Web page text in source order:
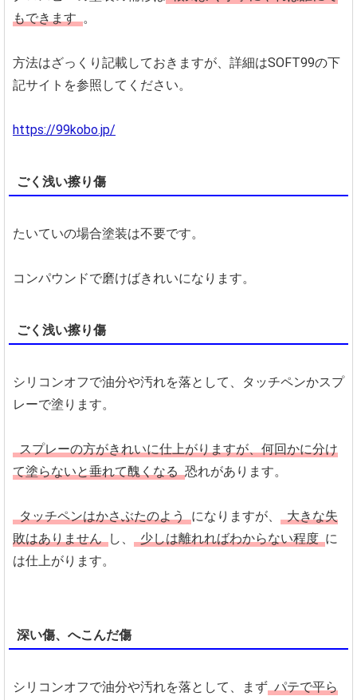
もできます 。
方法はざっくり記載しておきますが、詳細はSOFT99の下
記サイトを参照してください。
https://99kobo.jp/
ごく浅い擦り傷
たいていの場合塗装は不要です。
コンパウンドで磨けばきれいになります。
ごく浅い擦り傷
シリコンオフで油分や汚れを落として、タッチペンかスプ
レーで塗ります。
スプレーの方がきれいに仕上がりますが、何回かに分け
て塗らないと垂れて醜くなる 恐れがあります。
タッチペンはかさぶたのよう になりますが、
大きな失
敗はありません
し、 少しは離れればわからない程度 に
は仕上がります。
深い傷、へこんだ傷
シリコンオフで油分や汚れを落として、まず パテで平ら